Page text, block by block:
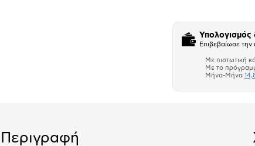
Επιβεβαίωσε
Αριθμός
Με πιστωτική
Με το
Μήνα-Μήνα
Περιγραφή